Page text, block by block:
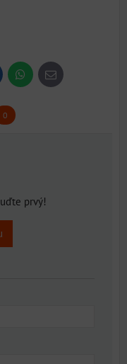
WhatsApp
E-
mail
0
prvý!